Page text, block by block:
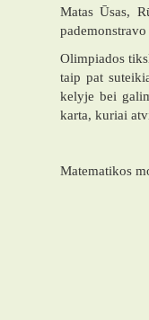
Matas Ūsas,
Olimpiados
taip pat
kelyje bei
karta, kuriai
Matematikos